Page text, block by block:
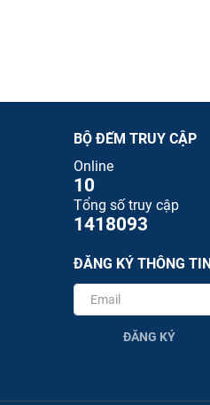
BỘ ĐẾM TRUY CẬP
Online
10
Tổng số truy cập
1418093
ĐĂNG KÝ THÔNG TIN
ĐĂNG KÝ